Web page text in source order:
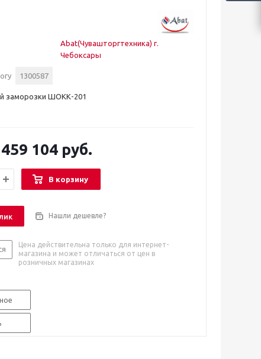
Abat(Чувашторгтехника) г.
Чебоксары
1300587
заморозки ШОКК-201
104 руб.
В корзину
Нашли дешевле?
Цена действительна только для интернет-
магазина и может отличаться от цен в
розничных магазинах